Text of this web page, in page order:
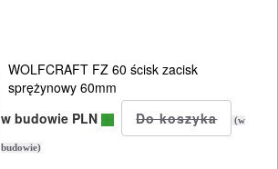
WOLFCRAFT FZ 60 ścisk zacisk
sprężynowy 60mm
w budowie PLN
(w
budowie)